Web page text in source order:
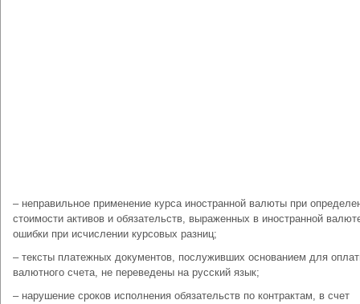
– неправильное применение курса иностранной валюты при
стоимости активов и обязательств, выраженных в иностранной
ошибки при исчислении курсовых разниц;
– тексты платежных документов, послуживших основанием для
валютного счета, не переведены на русский язык;
– нарушение сроков исполнения обязательств по контрактам, в счет